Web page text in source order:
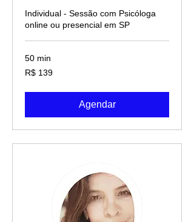
Individual - Sessão com Psicóloga
online ou presencial em SP
50 min
139
Reais
R$ 139
Agendar